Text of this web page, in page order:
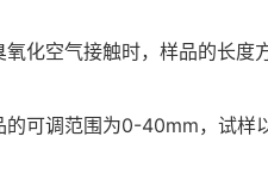
氧化空气接触时，样品的长度
的可调范围为0-40mm，试样